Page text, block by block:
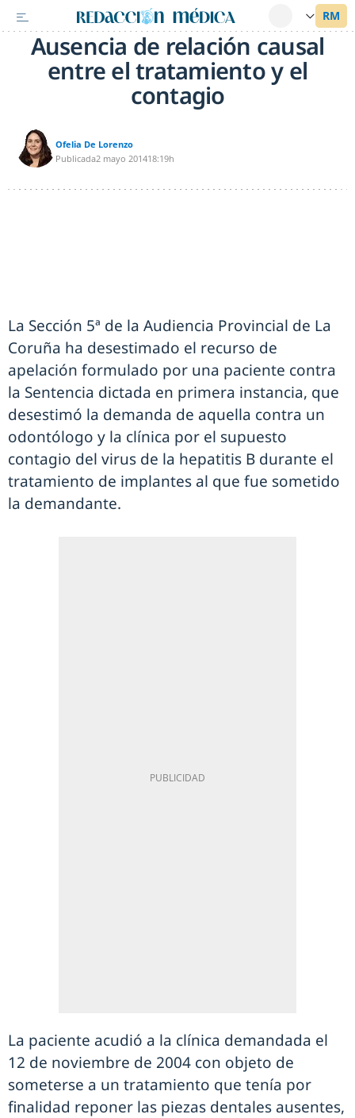
Ausencia de relación causal
entre el tratamiento y el
contagio
Ofelia De Lorenzo
Publicada2 mayo 201418:19h
La Sección 5ª de la Audiencia Provincial de La
Coruña ha desestimado el recurso de
apelación formulado por una paciente contra
la Sentencia dictada en primera instancia, que
desestimó la demanda de aquella contra un
odontólogo y la clínica por el supuesto
contagio del virus de la hepatitis B durante el
tratamiento de implantes al que fue sometido
la demandante.
La paciente acudió a la clínica demandada el
12 de noviembre de 2004 con objeto de
someterse a un tratamiento que tenía por
finalidad reponer las piezas dentales ausentes,